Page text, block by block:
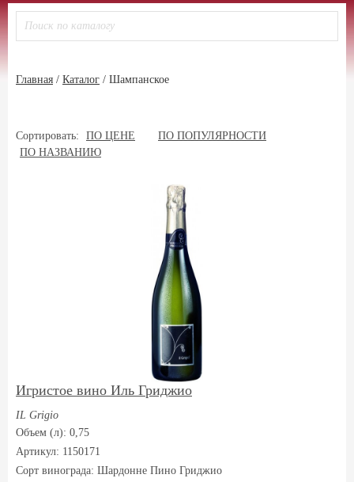
Главная / Каталог / Шампанское
Сортировать: ПО ЦЕНЕ
ПО ПОПУЛЯРНОСТИ
ПО НАЗВАНИЮ
Игристое вино Иль Гриджио
IL Grigio
Объем (л): 0,75
Артикул: 1150171
Сорт винограда: Шардонне Пино Гриджио